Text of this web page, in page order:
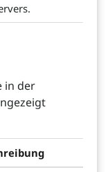
in der